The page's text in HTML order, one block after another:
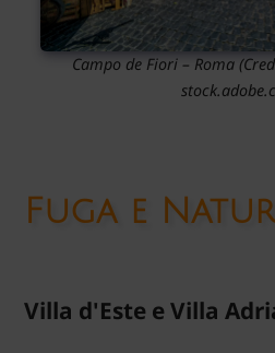
Campo de Fiori – Roma
Fuga e
Villa d'Este e Villa